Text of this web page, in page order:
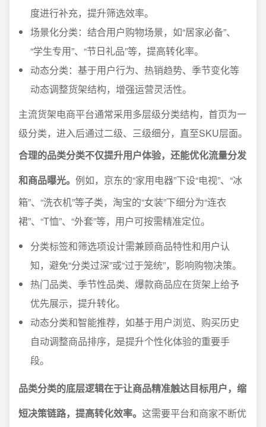
度进行补充，提升筛选效率。
场景化分类：结合用户购物场景，如“居家必备”、
“学生专用”、“节日礼品”等，提高转化率。
动态分类：基于用户行为、热销趋势、季节变化等
动态调整货架结构，增强运营灵活性。
主流货架电商平台通常采用多层级分类结构，首页为一
级分类，进入后通过二级、三级细分，直至SKU层面。
合理的品类分类不仅提升用户体验，还能优化流量分发
和商品曝光。 例如，京东的“家用电器”下设“电视”、“冰
箱”、“洗衣机”等子类，淘宝的“女装”下细分为“连衣
裙”、“T恤”、“外套”等，用户可按需精准定位。
分类标签和筛选项设计需兼顾商品特性和用户认
知，避免“分类过深”或“过于笼统”，影响购物决策。
热门品类、季节性品类、爆款商品应在货架上给予
优先展示，提升转化。
动态分类和智能推荐，如基于用户浏览、购买历史
自动调整商品排序，是提升个性化体验的重要手
段。
品类分类的底层逻辑在于让商品精准触达目标用户，缩
短决策链路，提高转化效率。 这需要平台和商家不断优